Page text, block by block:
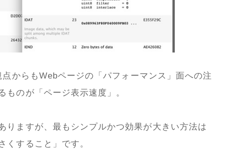
からもWebページの「パフォーマンス」面への注
ものが「ページ表示速度」。
りますが、最もシンプルかつ効果が大きい方法は
くすること」です。